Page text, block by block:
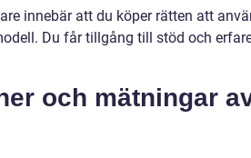
innebär att du köper rätten att
Du får tillgång till stöd och
och mätningar